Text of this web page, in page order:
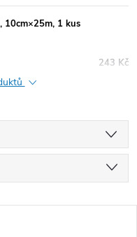
10cm×25m, 1 kus
243 Kč